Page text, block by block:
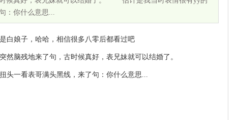
：你什么意思...
白娘子，哈哈，相信很多八零后都看过吧
然脑残地来了句，古时候真好，表兄妹就可以结婚了。
一看表哥满头黑线，来了句：你什么意思...